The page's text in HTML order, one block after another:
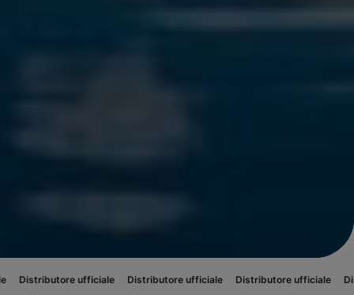
ufficiale Distributore ufficiale Distributore ufficiale Distributore